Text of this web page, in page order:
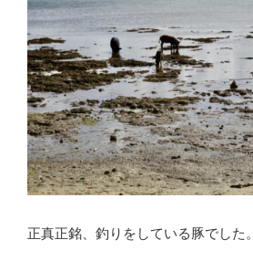
正真正銘、釣りをしている豚でした。